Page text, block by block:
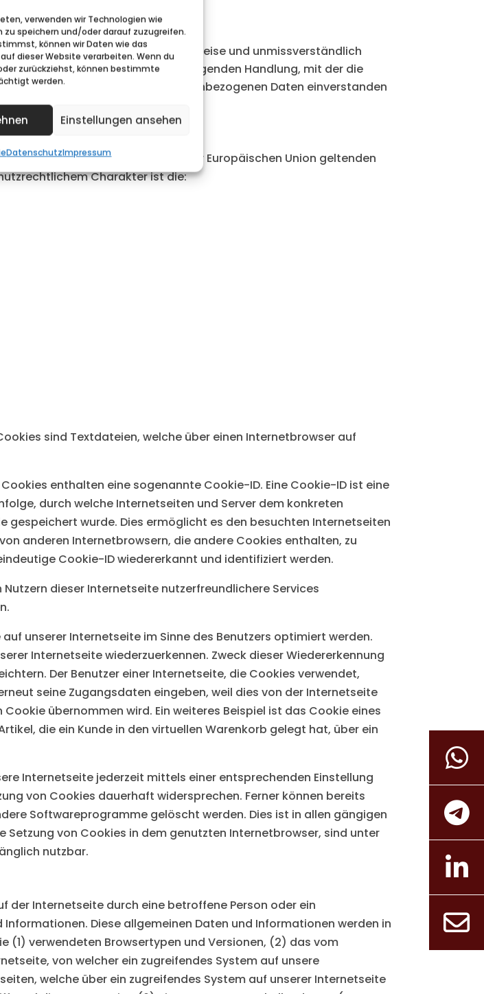
verwenden wir Technologien wie
speichern und/oder darauf zuzugreifen.
können wir Daten wie das
dieser Website verarbeiten. Wenn du
zurückziehst, können bestimmte
werden.
Einstellungen ansehen
DatenschutzImpressum
Daten zu verarbeiten.
bestimmten Fall in informierter Weise und unmissverständlich
sonstigen eindeutigen bestätigenden Handlung, mit der die
der sie betreffenden personenbezogenen Daten einverstanden
in den Mitgliedstaaten der Europäischen Union geltenden
Charakter ist die:
sind Textdateien, welche über einen Internetbrowser auf
enthalten eine sogenannte Cookie-ID. Eine Cookie-ID ist eine
durch welche Internetseiten und Server dem konkreten
gespeichert wurde. Dies ermöglicht es den besuchten Internetseiten
anderen Internetbrowsern, die andere Cookies enthalten, zu
Cookie-ID wiedererkannt und identifiziert werden.
dieser Internetseite nutzerfreundlichere Services
unserer Internetseite im Sinne des Benutzers optimiert werden.
Internetseite wiederzuerkennen. Zweck dieser Wiedererkennung
Der Benutzer einer Internetseite, die Cookies verwendet,
seine Zugangsdaten eingeben, weil dies von der Internetseite
übernommen wird. Ein weiteres Beispiel ist das Cookie eines
die ein Kunde in den virtuellen Warenkorb gelegt hat, über ein
Internetseite jederzeit mittels einer entsprechenden Einstellung
von Cookies dauerhaft widersprechen. Ferner können bereits
Softwareprogramme gelöscht werden. Dies ist in allen gängigen
von Cookies in dem genutzten Internetbrowser, sind unter
nutzbar.
der Internetseite durch eine betroffene Person oder ein
Diese allgemeinen Daten und Informationen werden in
(1) verwendeten Browsertypen und Versionen, (2) das vom
von welcher ein zugreifendes System auf unsere
welche über ein zugreifendes System auf unserer Internetseite